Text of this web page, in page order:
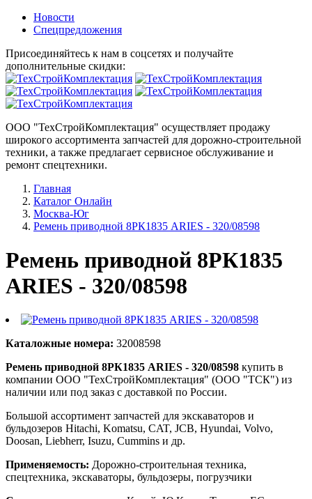
Новости
Спецпредложения
Присоединяйтесь к нам в соцсетях и получайте
дополнительные скидки:
ООО "ТехСтройКомплектация" осуществляет продажу
широкого ассортимента запчастей для дорожно-строительной
техники, а также предлагает сервисное обслуживание и
ремонт спецтехники.
Главная
Каталог Онлайн
Москва-Юг
Ремень приводной 8РК1835 ARIES - 320/08598
Ремень приводной 8РК1835
ARIES - 320/08598
Каталожные номера: 32008598
Ремень приводной 8РК1835 ARIES - 320/08598 купить в
компании ООО "ТехСтройКомплектация" (ООО "ТСК") из
наличии или под заказ с доставкой по России.
Большой ассортимент запчастей для экскаваторов и
бульдозеров Hitachi, Komatsu, CAT, JCB, Hyundai, Volvo,
Doosan, Liebherr, Isuzu, Cummins и др.
Применяемость: Дорожно-строительная техника,
спецтехника, экскаваторы, бульдозеры, погрузчики